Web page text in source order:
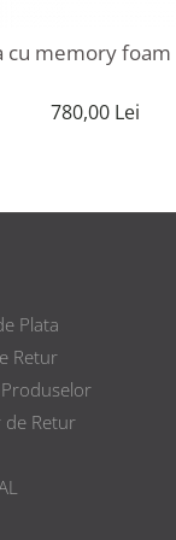
780,00 Lei
Plata
Retur
Retur